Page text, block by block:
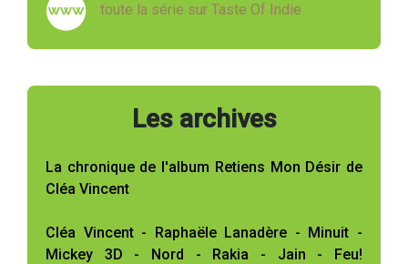
toute la série sur Taste Of Indie
Les archives
La chronique de l'album Retiens Mon Désir de
Cléa Vincent
Cléa Vincent - Raphaële Lanadère - Minuit -
Mickey 3D - Nord - Rakia - Jain - Feu!